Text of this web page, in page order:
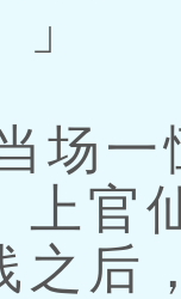
一
上官
之后